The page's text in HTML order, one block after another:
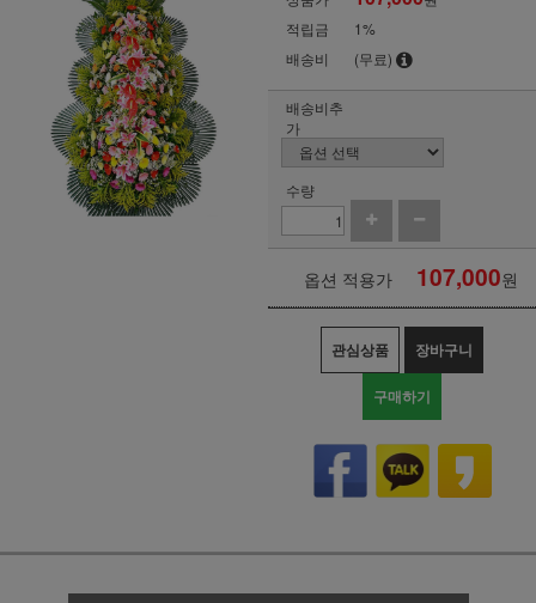
적립금
1%
배송비
(무료)
배송비추
가
수량
옵션 적용가 107,000원
관심상품 장바구니
구매하기